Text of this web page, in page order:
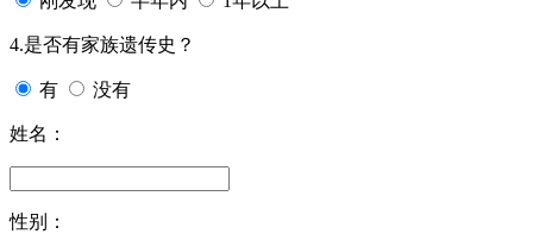
4.是否有家族遗传史？
有 没有
姓名：
性别：